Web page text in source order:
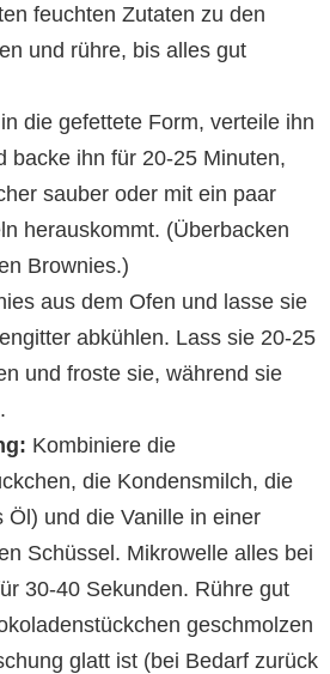
feuchten Zutaten zu den
und rühre, bis alles gut
die gefettete Form, verteile ihn
backe ihn für 20-25 Minuten,
sauber oder mit ein paar
herauskommt. (Überbacken
Brownies.)
aus dem Ofen und lasse sie
abkühlen. Lass sie 20-25
und froste sie, während sie
Kombiniere die
die Kondensmilch, die
Öl) und die Vanille in einer
Schüssel. Mikrowelle alles bei
30-40 Sekunden. Rühre gut
geschmolzen
glatt ist (bei Bedarf zurück